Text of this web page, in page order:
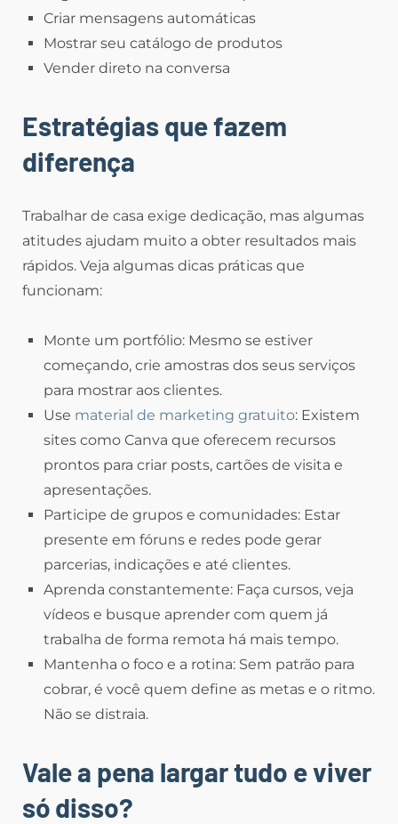
Criar mensagens automáticas
Mostrar seu catálogo de produtos
Vender direto na conversa
Estratégias que fazem
diferença
Trabalhar de casa exige dedicação, mas algumas
atitudes ajudam muito a obter resultados mais
rápidos. Veja algumas dicas práticas que
funcionam:
Monte um portfólio: Mesmo se estiver
começando, crie amostras dos seus serviços
para mostrar aos clientes.
Use material de marketing gratuito: Existem
sites como Canva que oferecem recursos
prontos para criar posts, cartões de visita e
apresentações.
Participe de grupos e comunidades: Estar
presente em fóruns e redes pode gerar
parcerias, indicações e até clientes.
Aprenda constantemente: Faça cursos, veja
vídeos e busque aprender com quem já
trabalha de forma remota há mais tempo.
Mantenha o foco e a rotina: Sem patrão para
cobrar, é você quem define as metas e o ritmo.
Não se distraia.
Vale a pena largar tudo e viver
só disso?